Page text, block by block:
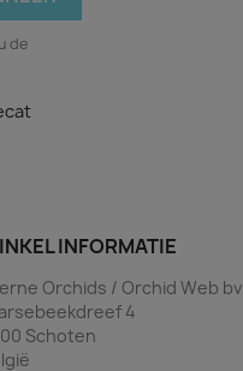
de
INFORMATIE
Orchids / Orchid Web bv
4
Schoten